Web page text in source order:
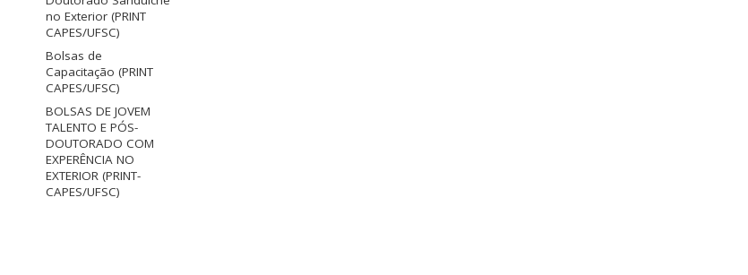
no Exterior (PRINT
CAPES/UFSC)
Bolsas de
Capacitação (PRINT
CAPES/UFSC)
BOLSAS DE JOVEM
TALENTO E PÓS-
DOUTORADO COM
EXPERÊNCIA NO
EXTERIOR (PRINT-
CAPES/UFSC)